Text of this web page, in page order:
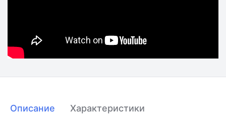
Описание Характеристики